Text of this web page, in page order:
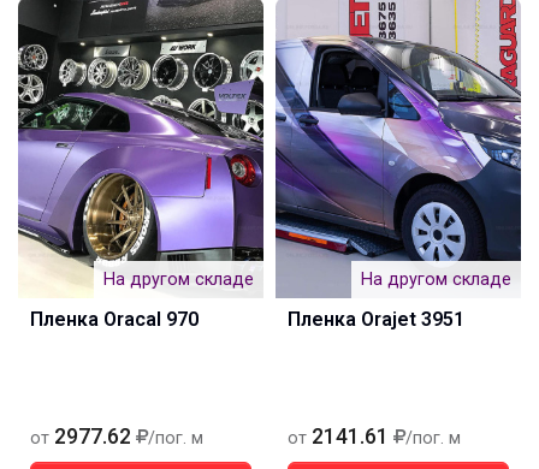
На другом складе
Пленка Oracal 970
от 2977.62 /пог. м
На другом складе
Пленка Orajet 3951
от 2141.61 /пог. м